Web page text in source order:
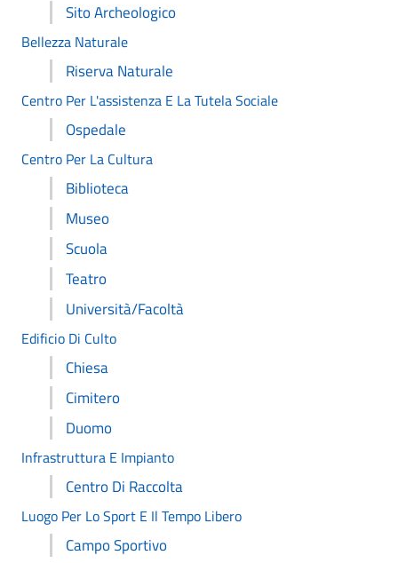
Sito Archeologico
Bellezza Naturale
Riserva Naturale
Centro Per L'assistenza E La Tutela Sociale
Ospedale
Centro Per La Cultura
Biblioteca
Museo
Scuola
Teatro
Università/Facoltà
Edificio Di Culto
Chiesa
Cimitero
Duomo
Infrastruttura E Impianto
Centro Di Raccolta
Luogo Per Lo Sport E Il Tempo Libero
Campo Sportivo